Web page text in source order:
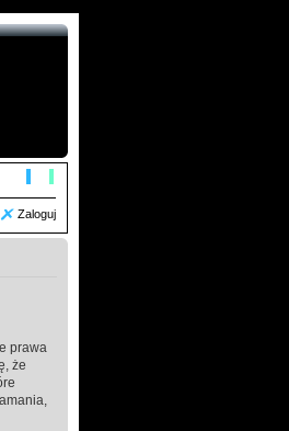
Zaloguj
prawa
że